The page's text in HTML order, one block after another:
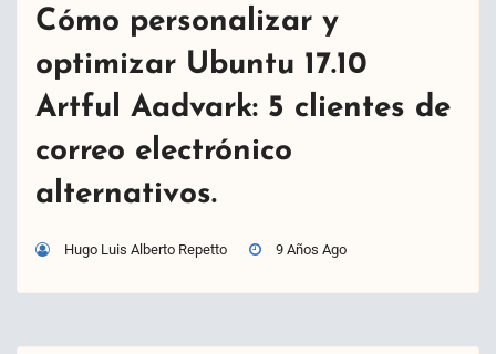
Cómo personalizar y
optimizar Ubuntu 17.10
Artful Aadvark: 5 clientes de
correo electrónico
alternativos.
Hugo Luis Alberto Repetto 9 Años Ago